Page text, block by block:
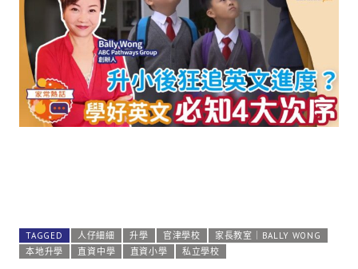
TAGGED 人仔細細 升學 官津學校
家長教室｜BALLY WONG
本地升學
直資中學 直資小學 私立學校